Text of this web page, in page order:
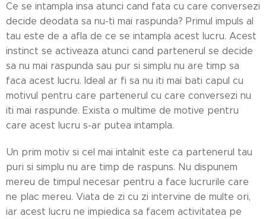
Ce se intampla insa atunci cand fata cu care conversezi
decide deodata sa nu-ti mai raspunda? Primul impuls al
tau este de a afla de ce se intampla acest lucru. Acest
instinct se activeaza atunci cand partenerul se decide
sa nu mai raspunda sau pur si simplu nu are timp sa
faca acest lucru. Ideal ar fi sa nu iti mai bati capul cu
motivul pentru care partenerul cu care conversezi nu
iti mai raspunde. Exista o multime de motive pentru
care acest lucru s-ar putea intampla.
Un prim motiv si cel mai intalnit este ca partenerul tau
puri si simplu nu are timp de raspuns. Nu dispunem
mereu de timpul necesar pentru a face lucrurile care
ne plac mereu. Viata de zi cu zi intervine de multe ori,
iar acest lucru ne impiedica sa facem activitatea pe